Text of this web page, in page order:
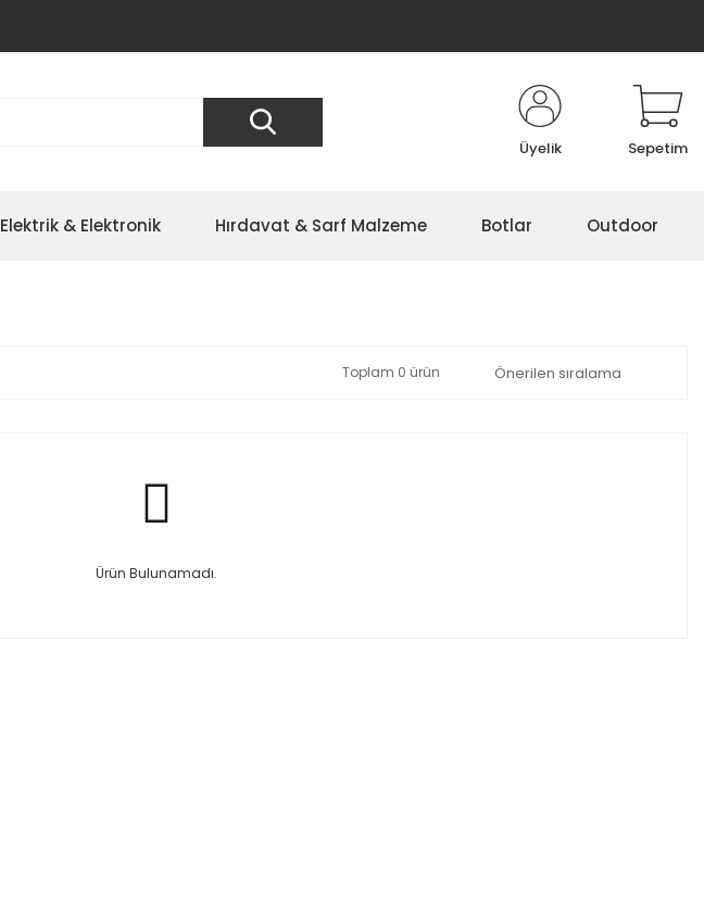
Üyelik Sepetim
Elektrik & Elektronik Hırdavat & Sarf Malzeme Botlar Outdoor
Toplam 0 ürün
Ürün Bulunamadı.